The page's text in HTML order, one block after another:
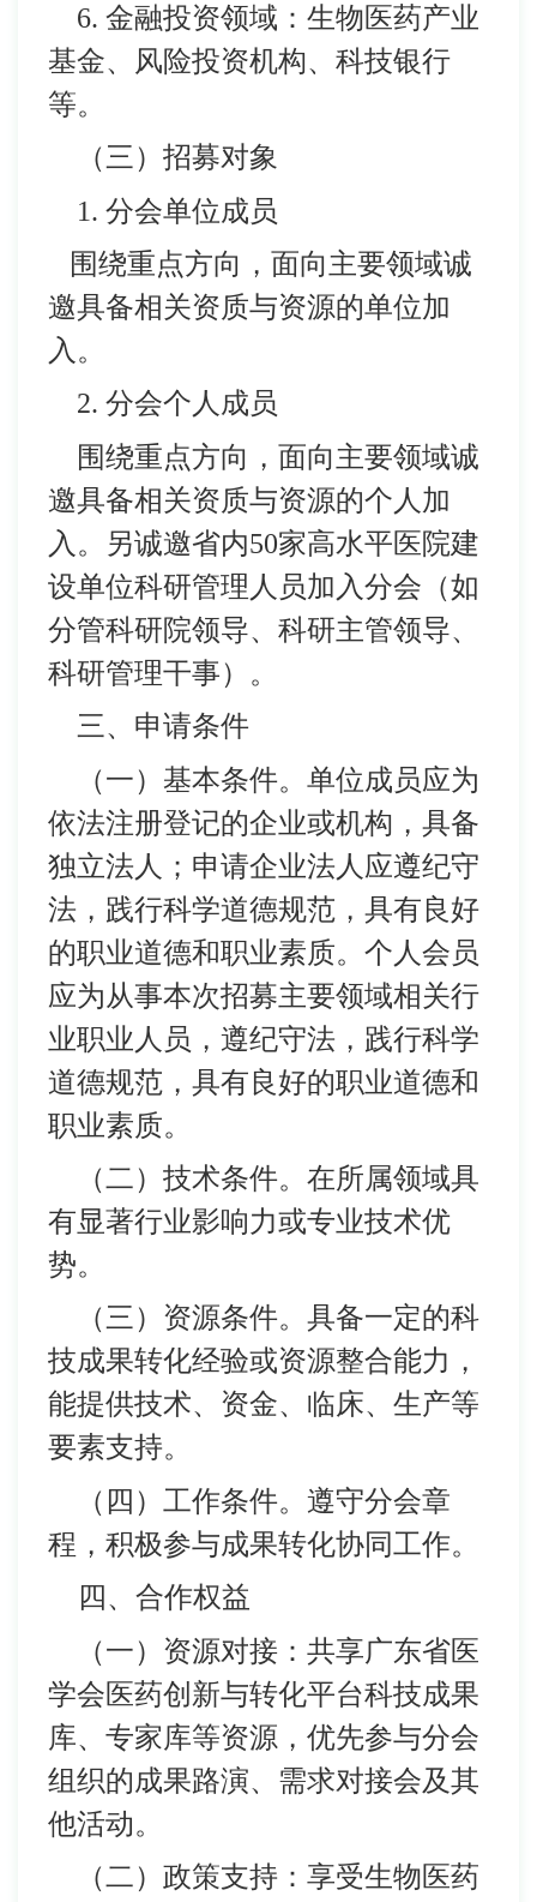
6. 金融投资领域：生物医药产业
基金、风险投资机构、科技银行
等。
（三）招募对象
1. 分会单位成员
围绕重点方向，面向主要领域诚
邀具备相关资质与资源的单位加
入。
2. 分会个人成员
围绕重点方向，面向主要领域诚
邀具备相关资质与资源的个人加
入。另诚邀省内50家高水平医院建
设单位科研管理人员加入分会（如
分管科研院领导、科研主管领导、
科研管理干事）。
三、申请条件
（一）基本条件。单位成员应为
依法注册登记的企业或机构，具备
独立法人；申请企业法人应遵纪守
法，践行科学道德规范，具有良好
的职业道德和职业素质。个人会员
应为从事本次招募主要领域相关行
业职业人员，遵纪守法，践行科学
道德规范，具有良好的职业道德和
职业素质。
（二）技术条件。在所属领域具
有显著行业影响力或专业技术优
势。
（三）资源条件。具备一定的科
技成果转化经验或资源整合能力，
能提供技术、资金、临床、生产等
要素支持。
（四）工作条件。遵守分会章
程，积极参与成果转化协同工作。
四、合作权益
（一）资源对接：共享广东省医
学会医药创新与转化平台科技成果
库、专家库等资源，优先参与分会
组织的成果路演、需求对接会及其
他活动。
（二）政策支持：享受生物医药